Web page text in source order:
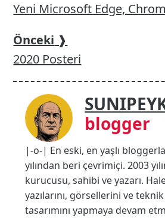
Yeni Microsoft Edge,
Önceki ❱
2020 Posteri
blogger
|-o-| En eski, en yaşlı
yılından beri çevrimiçi. 2003
kurucusu, sahibi ve yazarı.
yazılarını, görsellerini ve
tasarımını yapmaya devam